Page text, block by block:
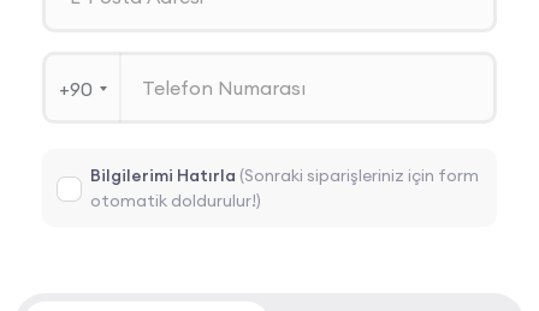
+90
Bilgilerimi Hatırla (Sonraki siparişleriniz için form
otomatik doldurulur!)